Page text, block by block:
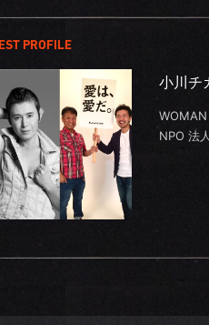
PROFILE
小川チ
WOMAN
NPO 法